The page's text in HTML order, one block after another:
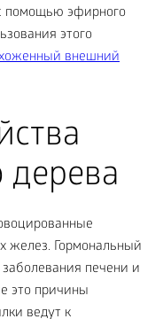
помощью эфирного
этого
внешний
дерева
желез. Гормональный
печени и
это причины
ведут к